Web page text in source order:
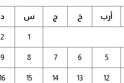
أرب خ ج س د
1
2
5
6
7
8
9
12
13
14
15